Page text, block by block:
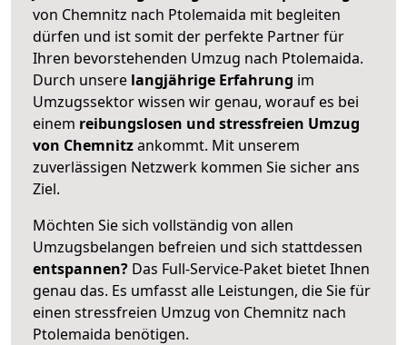
von Chemnitz nach Ptolemaida mit begleiten
dürfen und ist somit der perfekte Partner für
Ihren bevorstehenden Umzug nach Ptolemaida.
Durch unsere langjährige Erfahrung im
Umzugssektor wissen wir genau, worauf es bei
einem reibungslosen und stressfreien Umzug
von Chemnitzankommt. Mit unserem
zuverlässigen Netzwerk kommen Sie sicher ans
Ziel.
Möchten Sie sich vollständig von allen
Umzugsbelangen befreien und sich stattdessen
entspannen? Das Full-Service-Paket bietet Ihnen
genau das. Es umfasst alle Leistungen, die Sie für
einen stressfreien Umzug von Chemnitz nach
Ptolemaida benötigen.